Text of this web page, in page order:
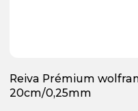
Reiva Prémium
20cm/0,25mm